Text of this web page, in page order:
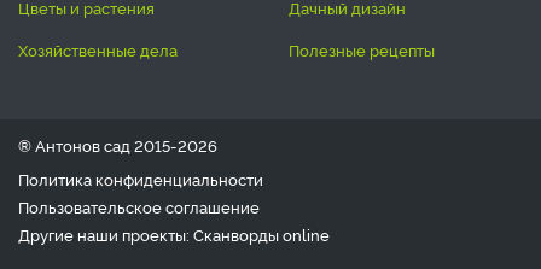
цветы и растения
дачный дизайн
хозяйственные дела
полезные рецепты
® Антонов сад 2015-2026
Политика конфиденциальности
Пользовательское соглашение
Другие наши проекты: Сканвордыonline